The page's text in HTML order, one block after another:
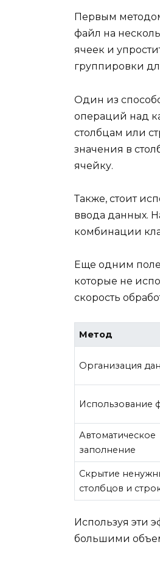
Первым
файл на
ячеек и
группировки
Один из
операций над
столбцам или
значения в
ячейку.
Также, стоит
ввода данных.
комбинации
Еще одним
которые не
скорость
Метод
Организация
Использование
Автоматическое
заполнение
Скрытие
столбцов и
Используя эти
большими